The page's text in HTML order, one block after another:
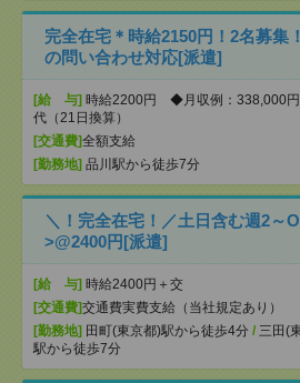
完全在宅＊時給2150円！2名募集
の問い合わせ対応[派遣]
[給 与] 時給2200円 ◆月収例：338,000円
代（21日換算）
[交通費]全額支給
[勤務地] 品川駅から徒歩7分
＼！完全在宅！／土日含む週2～
>@2400円[派遣]
[給 与] 時給2400円＋交
[交通費]交通費実費支給（当社規定あり）
[勤務地] 田町(東京都)駅から徒歩4分 / 三田(
駅から徒歩7分